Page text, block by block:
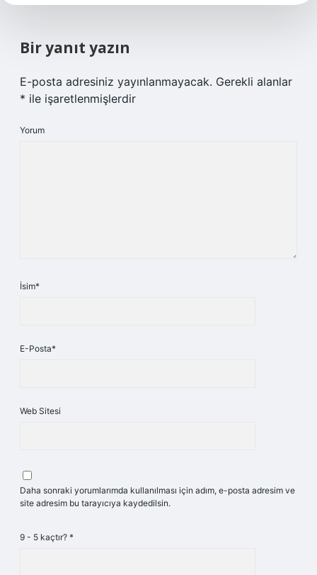
Bir yanıt yazın
E-posta adresiniz yayınlanmayacak. Gerekli alanlar
* ile işaretlenmişlerdir
Yorum
İsim*
E-Posta*
Web Sitesi
Daha sonraki yorumlarımda kullanılması için adım, e-posta adresim ve
site adresim bu tarayıcıya kaydedilsin.
9 - 5 kaçtır? *